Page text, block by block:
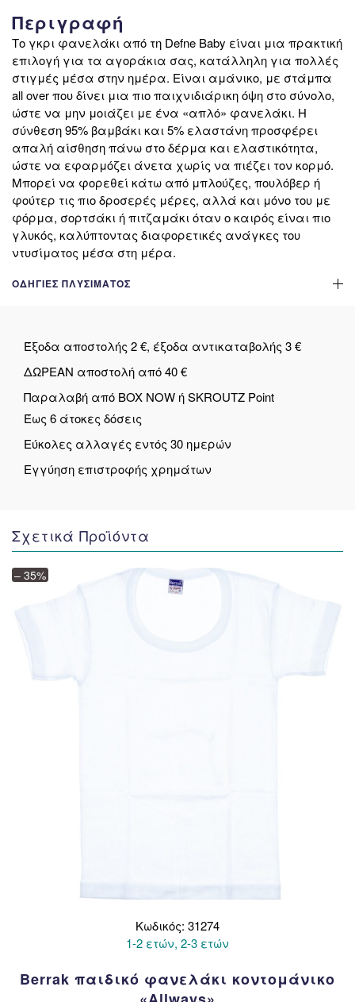
Περιγραφή
Το γκρι φανελάκι από τη Defne Baby είναι μια πρακτική
επιλογή για τα αγοράκια σας, κατάλληλη για πολλές
στιγμές μέσα στην ημέρα. Είναι αμάνικο, με στάμπα
all over που δίνει μια πιο παιχνιδιάρικη όψη στο σύνολο,
ώστε να μην μοιάζει με ένα «απλό» φανελάκι. Η
σύνθεση 95% βαμβάκι και 5% ελαστάνη προσφέρει
απαλή αίσθηση πάνω στο δέρμα και ελαστικότητα,
ώστε να εφαρμόζει άνετα χωρίς να πιέζει τον κορμό.
Μπορεί να φορεθεί κάτω από μπλούζες, πουλόβερ ή
φούτερ τις πιο δροσερές μέρες, αλλά και μόνο του με
φόρμα, σορτσάκι ή πιτζαμάκι όταν ο καιρός είναι πιο
γλυκός, καλύπτοντας διαφορετικές ανάγκες του
ντυσίματος μέσα στη μέρα.
ΟΔΗΓΊΕΣ ΠΛΥΣΊΜΑΤΟΣ
Έξοδα αποστολής 2 €, έξοδα αντικαταβολής 3 €
ΔΩΡΕΑΝ αποστολή από 40 €
Παραλαβή από BOX NOW ή SKROUTZ Point
Έως 6 άτοκες δόσεις
Εύκολες αλλαγές εντός 30 ημερών
Εγγύηση επιστροφής χρημάτων
Σχετικά Προϊόντα
– 35%
Κωδικός: 31274
1-2 ετών, 2-3 ετών
Berrak παιδικό φανελάκι κοντομάνικο